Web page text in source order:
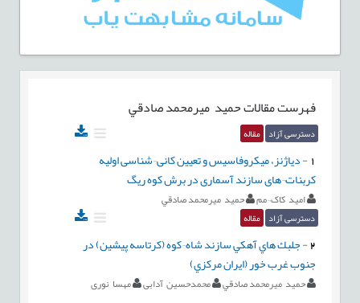
فهرست مقالاتحميد ميرمحمد صادقي
دسترسی آزاد مقاله
-دیاژنز، میکروفاسیس و تعیین کانی¬شناسی اولیه
کربنات¬های سازند آسماری در برش کوه ریگ
امید کاک¬مم حميد ميرمحمد صادقي
دسترسی آزاد مقاله
2
-جلبك هاي آهكي سازند شاه¬كوه (كرتاسه پيشين) در
جنوب غرب خور (ايران مركزي)
حميد ميرمحمد صادقي محمدحسین آدابی مهسا نوری